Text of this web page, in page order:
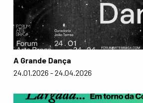
A Grande Dança
24.01.2026 - 24.04.2026